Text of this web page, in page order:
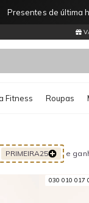
Presentes de última
Roupas
Fitness
PRIMEIRA25 e
030 010 017